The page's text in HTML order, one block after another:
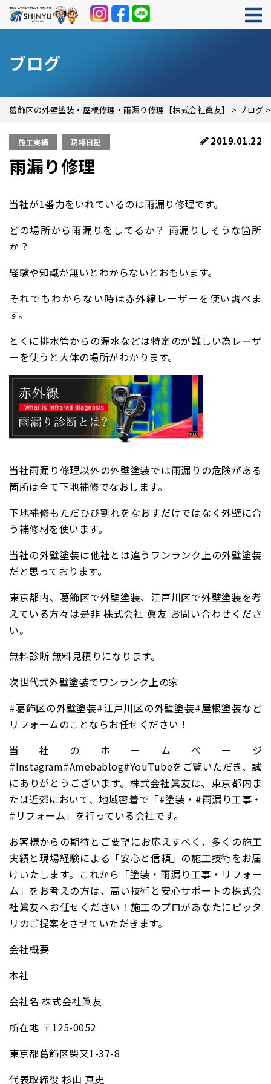
ブログ
葛飾区の外壁塗装・屋根修理・雨漏り修理【株式会社眞友】 > ブログ
施工実績 現場日記 2019.01.22
雨漏り修理
当社が1番力をいれているのは雨漏り修理です。
どの場所から雨漏りをしてるか？ 雨漏りしそうな箇所
か？
経験や知識が無いとわからないとおもいます。
それでもわからない時は赤外線レーザーを使い調べま
す。
とくに排水管からの漏水などは特定のが難しい為レーザ
ーを使うと大体の場所がわかります。
当社雨漏り修理以外の外壁塗装では雨漏りの危険がある
箇所は全て下地補修でなおします。
下地補修もただひび割れをなおすだけではなく外壁に合
う補修材を使います。
当社の外壁塗装は他社とは違うワンランク上の外壁塗装
だと思っております。
東京都内、葛飾区で外壁塗装、江戸川区で外壁塗装を考
えている方々は是非 株式会社 眞友 お問い合わせくださ
い。
無料診断 無料見積りになります。
次世代式外壁塗装でワンランク上の家
#葛飾区の外壁塗装#江戸川区の外壁塗装#屋根塗装など
リフォームのことならお任せください！
当社のホームページ
#Instagram#Amebablog#YouTubeをご覧いただき、誠
にありがとうございます。株式会社眞友は、東京都内ま
たは近郊において、地域密着で「#塗装・#雨漏り工事・
#リフォーム」を行っている会社です。
お客様からの期待とご要望にお応えすべく、多くの施工
実績と現場経験による「安心と信頼」の施工技術をお届
けいたします。これから「塗装・雨漏り工事・リフォー
ム」をお考えの方は、高い技術と安心サポートの株式会
社眞友へお任せください！施工のプロがあなたにピッタ
リのご提案をさせていただきます。
会社概要
本社
会社名 株式会社眞友
所在地 〒125-0052
東京都葛飾区柴又1-37-8
代表取締役 杉山 真史